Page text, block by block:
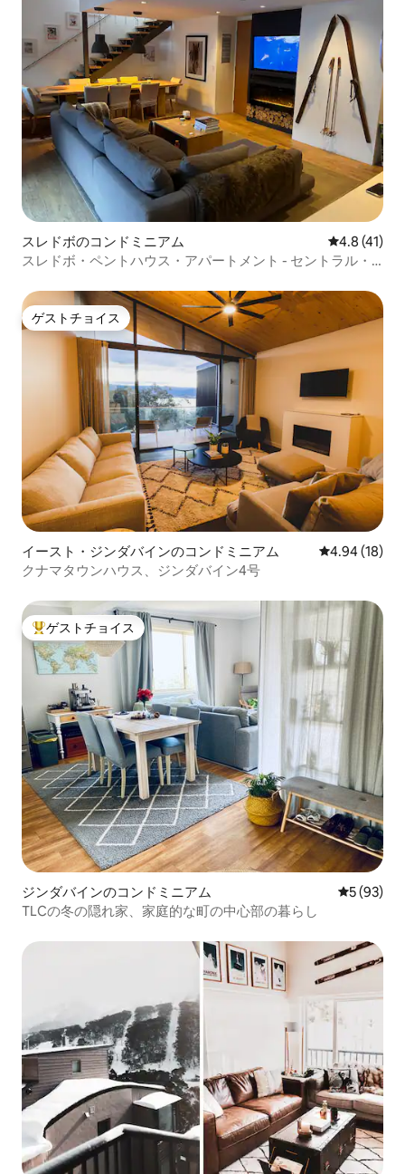
スレドボのコンドミニアム レビュー41
4.8 (41)
スレドボ・ペントハウス・アパートメント - セントラル・
ゲストチョイス
ゲストチョイス
イースト・ジンダバインのコンドミニアム レビュー18
4.94 (18)
クナマタウンハウス、ジンダバイン4号
大好評のゲストチョイスです。
ゲストチョイス
ジンダバインのコンドミニアム レビュー
5 (93)
TLCの冬の隠れ家、家庭的な町の中心部の暮らし